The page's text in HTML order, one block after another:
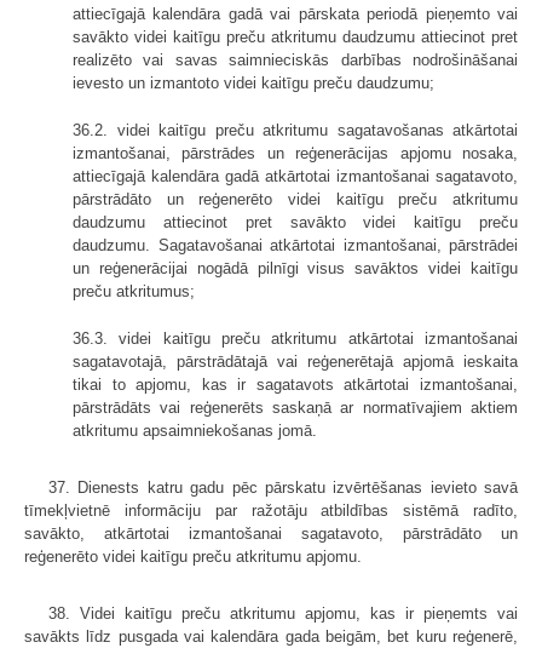
attiecīgajā kalendāra gadā vai pārskata periodā pieņemto vai
savākto videi kaitīgu preču atkritumu daudzumu attiecinot pret
realizēto vai savas saimnieciskās darbības nodrošināšanai
ievesto un izmantoto videi kaitīgu preču daudzumu;
36.2. videi kaitīgu preču atkritumu sagatavošanas atkārtotai
izmantošanai, pārstrādes un reģenerācijas apjomu nosaka,
attiecīgajā kalendāra gadā atkārtotai izmantošanai sagatavoto,
pārstrādāto un reģenerēto videi kaitīgu preču atkritumu
daudzumu attiecinot pret savākto videi kaitīgu preču
daudzumu. Sagatavošanai atkārtotai izmantošanai, pārstrādei
un reģenerācijai nogādā pilnīgi visus savāktos videi kaitīgu
preču atkritumus;
36.3. videi kaitīgu preču atkritumu atkārtotai izmantošanai
sagatavotajā, pārstrādātajā vai reģenerētajā apjomā ieskaita
tikai to apjomu, kas ir sagatavots atkārtotai izmantošanai,
pārstrādāts vai reģenerēts saskaņā ar normatīvajiem aktiem
atkritumu apsaimniekošanas jomā.
37. Dienests katru gadu pēc pārskatu izvērtēšanas ievieto savā
tīmekļvietnē informāciju par ražotāju atbildības sistēmā radīto,
savākto, atkārtotai izmantošanai sagatavoto, pārstrādāto un
reģenerēto videi kaitīgu preču atkritumu apjomu.
38. Videi kaitīgu preču atkritumu apjomu, kas ir pieņemts vai
savākts līdz pusgada vai kalendāra gada beigām, bet kuru reģenerē,